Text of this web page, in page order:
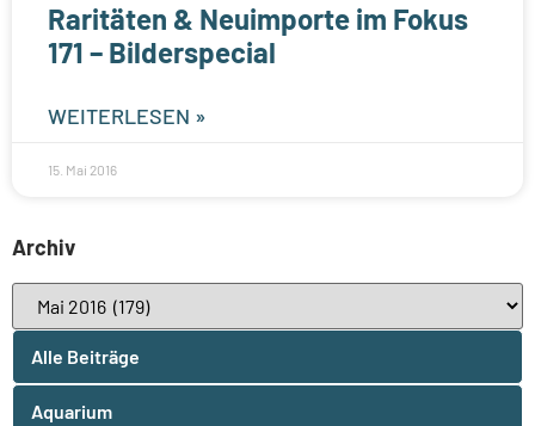
Raritäten & Neuimporte im Fokus
171 – Bilderspecial
WEITERLESEN »
15. Mai 2016
Archiv
Alle Beiträge
Aquarium